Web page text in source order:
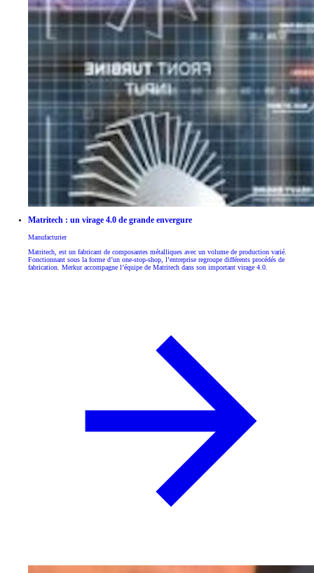
Matritech : un virage 4.0 de grande envergure
Manufacturier
Matritech, est un fabricant de composantes métalliques avec un volume de production varié.
Fonctionnant sous la forme d’un one-stop-shop, l’entreprise regroupe différents procédés de
fabrication. Merkur accompagne l’équipe de Matritech dans son important virage 4.0.